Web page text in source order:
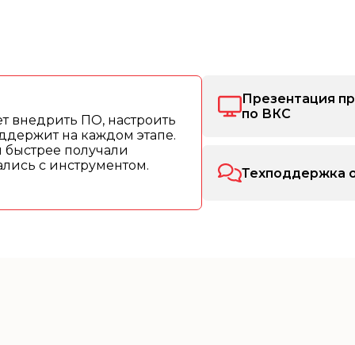
внедрить ПО, настроить
на каждом этапе.
быстрее получали
с инструментом.
Презентация
по ВКС
Техподдержка